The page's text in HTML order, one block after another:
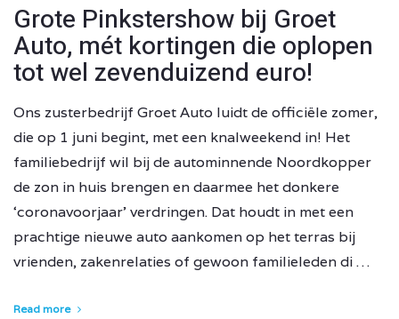
Grote Pinkstershow bij Groet
Auto, mét kortingen die oplopen
tot wel zevenduizend euro!
Ons zusterbedrijf Groet Auto luidt de officiële zomer,
die op 1 juni begint, met een knalweekend in! Het
familiebedrijf wil bij de autominnende Noordkopper
de zon in huis brengen en daarmee het donkere
‘coronavoorjaar’ verdringen. Dat houdt in met een
prachtige nieuwe auto aankomen op het terras bij
vrienden, zakenrelaties of gewoon familieleden di …
Read more